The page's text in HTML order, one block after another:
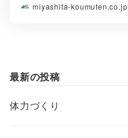
miyashita-koumuten.co.jp
最新の投稿
体力づくり